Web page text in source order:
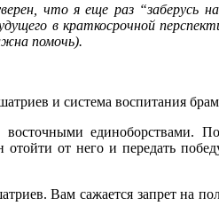
что я еще раз “заберусь
в краткосрочной
помочь).
и система воспитания
единоборствами.
от него и передать
Вам сажается запрет на